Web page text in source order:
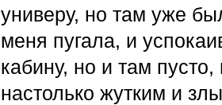
универу, но там уже
меня пугала, и
кабину, но и там
настолько жутким и